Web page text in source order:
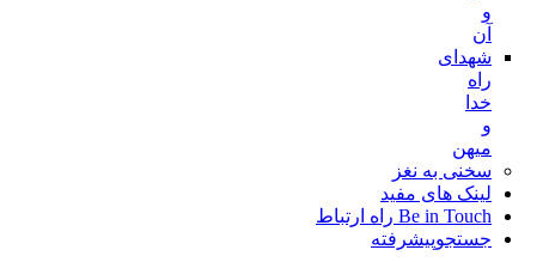
و
آن
شهدای
راه
خدا
و
میهن
سخنی به نغز
لینک های مفید
Be in Touch راه ارتباط
جستجوپیشرفته